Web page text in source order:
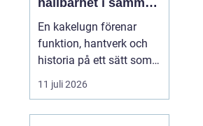
hållbarhet i samma
eldstad
En kakelugn förenar
funktion, hantverk och
historia på ett sätt som
få andra
inredningsdetaljer gör.
11 juli 2026